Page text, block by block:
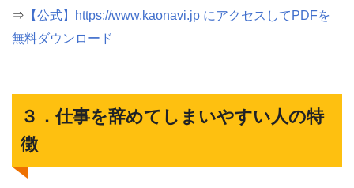
⇒ 【公式】https://www.kaonavi.jp にアクセスしてPDFを
無料ダウンロード
３．仕事を辞めてしまいやすい人の特
徴